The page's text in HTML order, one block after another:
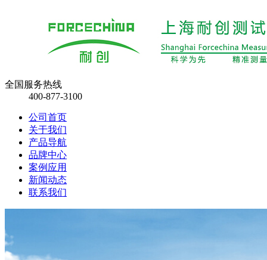
全国服务热线
400-877-3100
公司首页
关于我们
产品导航
品牌中心
案例应用
新闻动态
联系我们